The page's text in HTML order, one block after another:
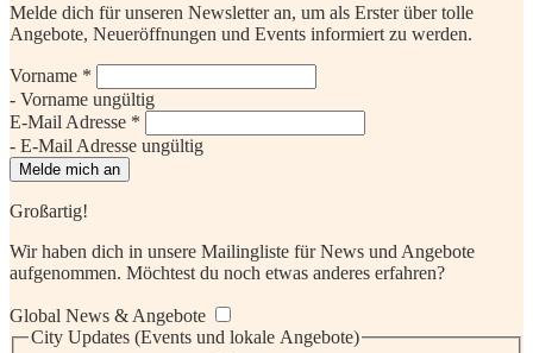
Melde dich für unseren Newsletter an, um als Erster über tolle
Angebote, Neueröffnungen und Events informiert zu werden.
Vorname *
- Vorname ungültig
E-Mail Adresse *
- E-Mail Adresse ungültig
Melde mich an
Großartig!
Wir haben dich in unsere Mailingliste für News und Angebote
aufgenommen. Möchtest du noch etwas anderes erfahren?
Global News & Angebote
City Updates (Events und lokale Angebote)